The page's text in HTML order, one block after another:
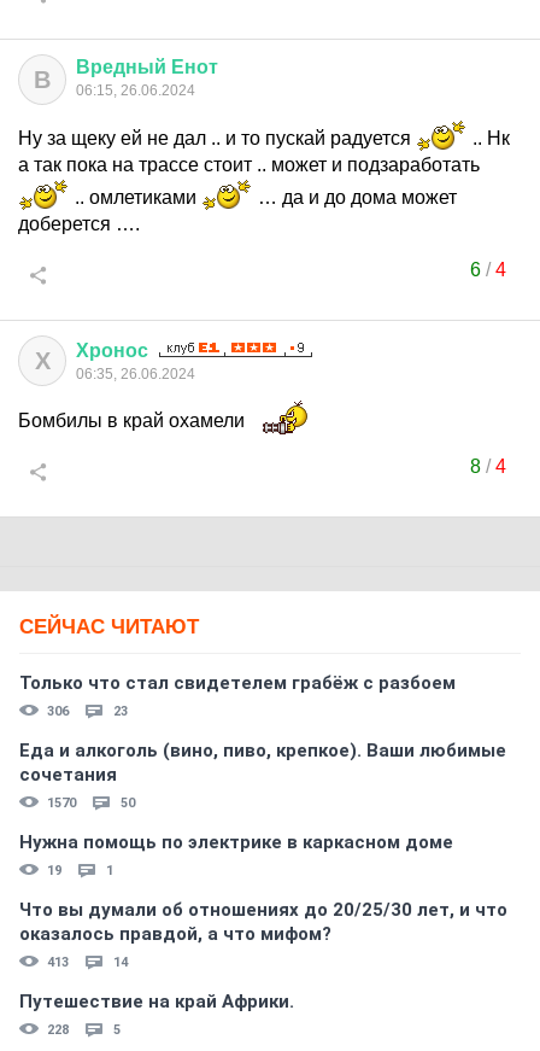
В Вредный Енот
06:15, 26.06.2024
Ну за щеку ей не дал .. и то пускай радуется
.. Нк
а так пока на трассе стоит .. может и подзаработать
.. омлетиками
… да и до дома может
доберется ….
6/4
Х Хронос
06:35, 26.06.2024
Бомбилы в край охамели
8/4
СЕЙЧАС ЧИТАЮТ
Только что стал свидетелем грабёж с разбоем
306 23
Еда и алкоголь (вино, пиво, крепкое). Ваши любимые
сочетания
1570 50
Нужна помощь по электрике в каркасном доме
19 1
Что вы думали об отношениях до 20/25/30 лет, и что
оказалось правдой, а что мифом?
413 14
Путешествие на край Африки.
228 5